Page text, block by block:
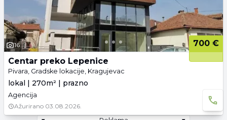
16
700 €
Centar preko Lepenice
Pivara, Gradske lokacije, Kragujevac
lokal | 270m² | prazno
Agencija
Ažurirano 03.08.2026.